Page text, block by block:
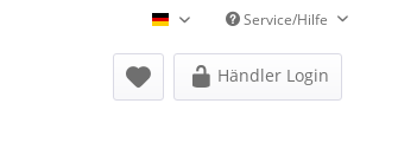
Donausports Deutsch
Service/Hilfe
Händler Login